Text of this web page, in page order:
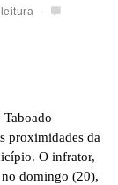
proximidades da
O infrator,
no domingo (20),